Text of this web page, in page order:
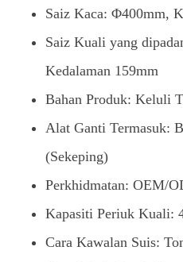
Saiz Kaca: Φ400mm,
Saiz Kuali yang
Kedalaman 159mm
Bahan Produk: Keluli
Alat Ganti Termasuk:
(Sekeping)
Perkhidmatan: OEM/
Kapasiti Periuk Kuali:
Cara Kawalan Suis: